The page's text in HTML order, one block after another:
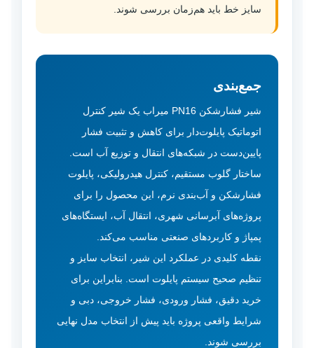
سایز خط باید هم‌زمان بررسی شوند.
جمع‌بندی
شیر فشارشکن PN16 میراب یک شیر کنترل
اتوماتیک پایلوت‌دار برای کاهش و تثبیت فشار
پایین‌دست در شبکه‌های انتقال و توزیع آب است.
ساختار گلوب مستقیم، کنترل هیدرولیکی، پایلوت
فشارشکن و آب‌بندی نرم، این محصول را برای
پروژه‌های آبرسانی شهری، انتقال آب، ایستگاه‌های
پمپاژ و کاربردهای صنعتی مناسب می‌کند.
نقطه کلیدی در عملکرد این شیر، انتخاب سایز و
تنظیم صحیح سیستم پایلوت است. بنابراین برای
خرید دقیق، فشار ورودی، فشار خروجی، دبی و
شرایط واقعی پروژه باید پیش از انتخاب مدل نهایی
بررسی شوند.